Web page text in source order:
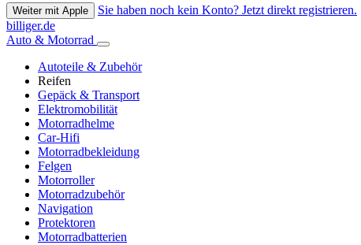
Weiter mit Apple
Sie haben noch kein Konto? Jetzt direkt registrieren.
billiger.de
Auto & Motorrad
Autoteile & Zubehör
Reifen
Gepäck & Transport
Elektromobilität
Motorradhelme
Car-Hifi
Motorradbekleidung
Felgen
Motorroller
Motorradzubehör
Navigation
Protektoren
Motorradbatterien